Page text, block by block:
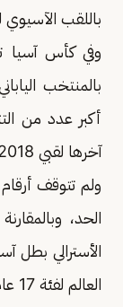
باللقب الآسيوي
بالمنتخب
آخرها لقبي 2018 و2023.
ولم تتوقف
الحد،
العالم لفئة 17 عام، ومنتخب